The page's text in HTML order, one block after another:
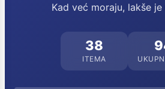
Kad već moraju, lakše
38
ITEMA